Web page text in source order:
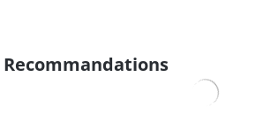
Recommandations